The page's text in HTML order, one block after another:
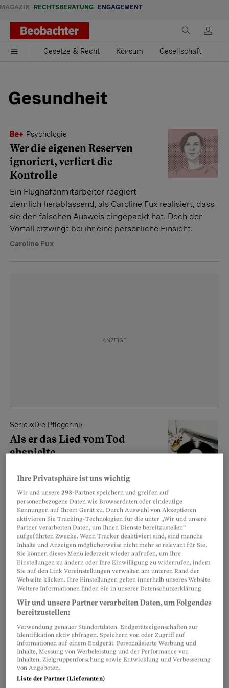
MAGAZIN RECHTSBERATUNG ENGAGEMENT
Gesetze & Recht Konsum Gesellschaft
Gesundheit
Psychologie
Wer die eigenen Reserven
ignoriert, verliert die
Kontrolle
Ein Flughafenmitarbeiter reagiert
ziemlich herablassend, als Caroline Fux realisiert, dass
sie den falschen Ausweis eingepackt hat. Doch der
Vorfall erzwingt bei ihr eine persönliche Einsicht.
Caroline Fux
Serie «Die Pflegerin»
Als er das Lied vom Tod
abspielte
ihn, sie tröste ihn, sie mache ihn traurig
und oft auch glücklich. Er zeigte mir ein Lied – und ich
erschrak. Nein, es erschütterte mich geradezu. Einer
Katharsis gleich. Teil 6 der Beobachter-Serie.
Pia Wolfensberger
Machtspiele
Wie Big Pharma die Prämien
hochtreibt
Die Pharmaindustrie ist der wichtigste
Wirtschaftsmotor unseres Landes. Sie
versucht, ihre Vormachtstellung zu nutzen, um höhere
Medikamentenpreise durchzusetzen.
Gian Signorell
Ihre Privatsphäre ist uns wichtig
Wir und unsere293-Partner speichern und greifen auf
personenbezogene Daten wie Browserdaten oder eindeutige
Kennungen auf Ihrem Gerät zu. Durch Auswahl von Akzeptieren
aktivieren Sie Tracking-Technologien für die unter „Wir und unsere
Partner verarbeiten Daten, um Ihnen Dienste bereitzustellen“
aufgeführten Zwecke. Wenn Tracker deaktiviert sind, sind manche
Inhalte und Anzeigen möglicherweise nicht mehr so relevant für Sie.
Sie können dieses Menü jederzeit wieder aufrufen, um Ihre
Einstellungen zu ändern oder Ihre Einwilligung zu widerrufen, indem
Sie auf den Link Voreinstellungen verwalten am unteren Rand der
Webseite klicken. Ihre Einstellungen gelten innerhalb unseres Website.
Weitere Informationen finden Sie in unserer Datenschutzerklärung.
Wir und unsere Partner verarbeiten Daten, um Folgendes
bereitzustellen:
Verwendung genauer Standortdaten. Endgeräteeigenschaften zur
Identifikation aktiv abfragen. Speichern von oder Zugriff auf
Informationen auf einem Endgerät. Personalisierte Werbung und
Inhalte, Messung von Werbeleistung und der Performance von
Inhalten, Zielgruppenforschung sowie Entwicklung und Verbesserung
von Angeboten.
Liste der Partner (Lieferanten)